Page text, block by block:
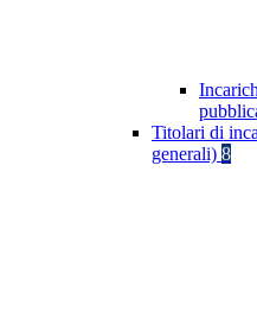
Titolari di
generali) 8